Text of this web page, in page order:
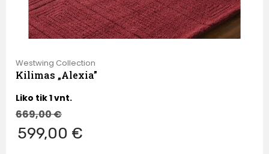
Westwing Collection
Kilimas „Alexia”
Liko tik 1 vnt.
669,00€
599,00 €